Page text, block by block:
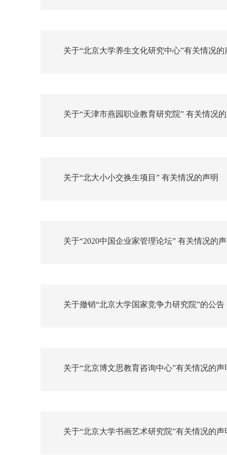
关于“北京大学养生文化研究中心”有关情况的
关于“天津市燕园职业教育研究院” 有关情况
关于“北大小小交换生项目” 有关情况的声明
关于“2020中国企业家管理论坛” 有关情况的
关于撤销“北京大学国家竞争力研究院”的公告
关于“北京博文思教育咨询中心”有关情况的声
关于“北京大学书画艺术研究院”有关情况的声